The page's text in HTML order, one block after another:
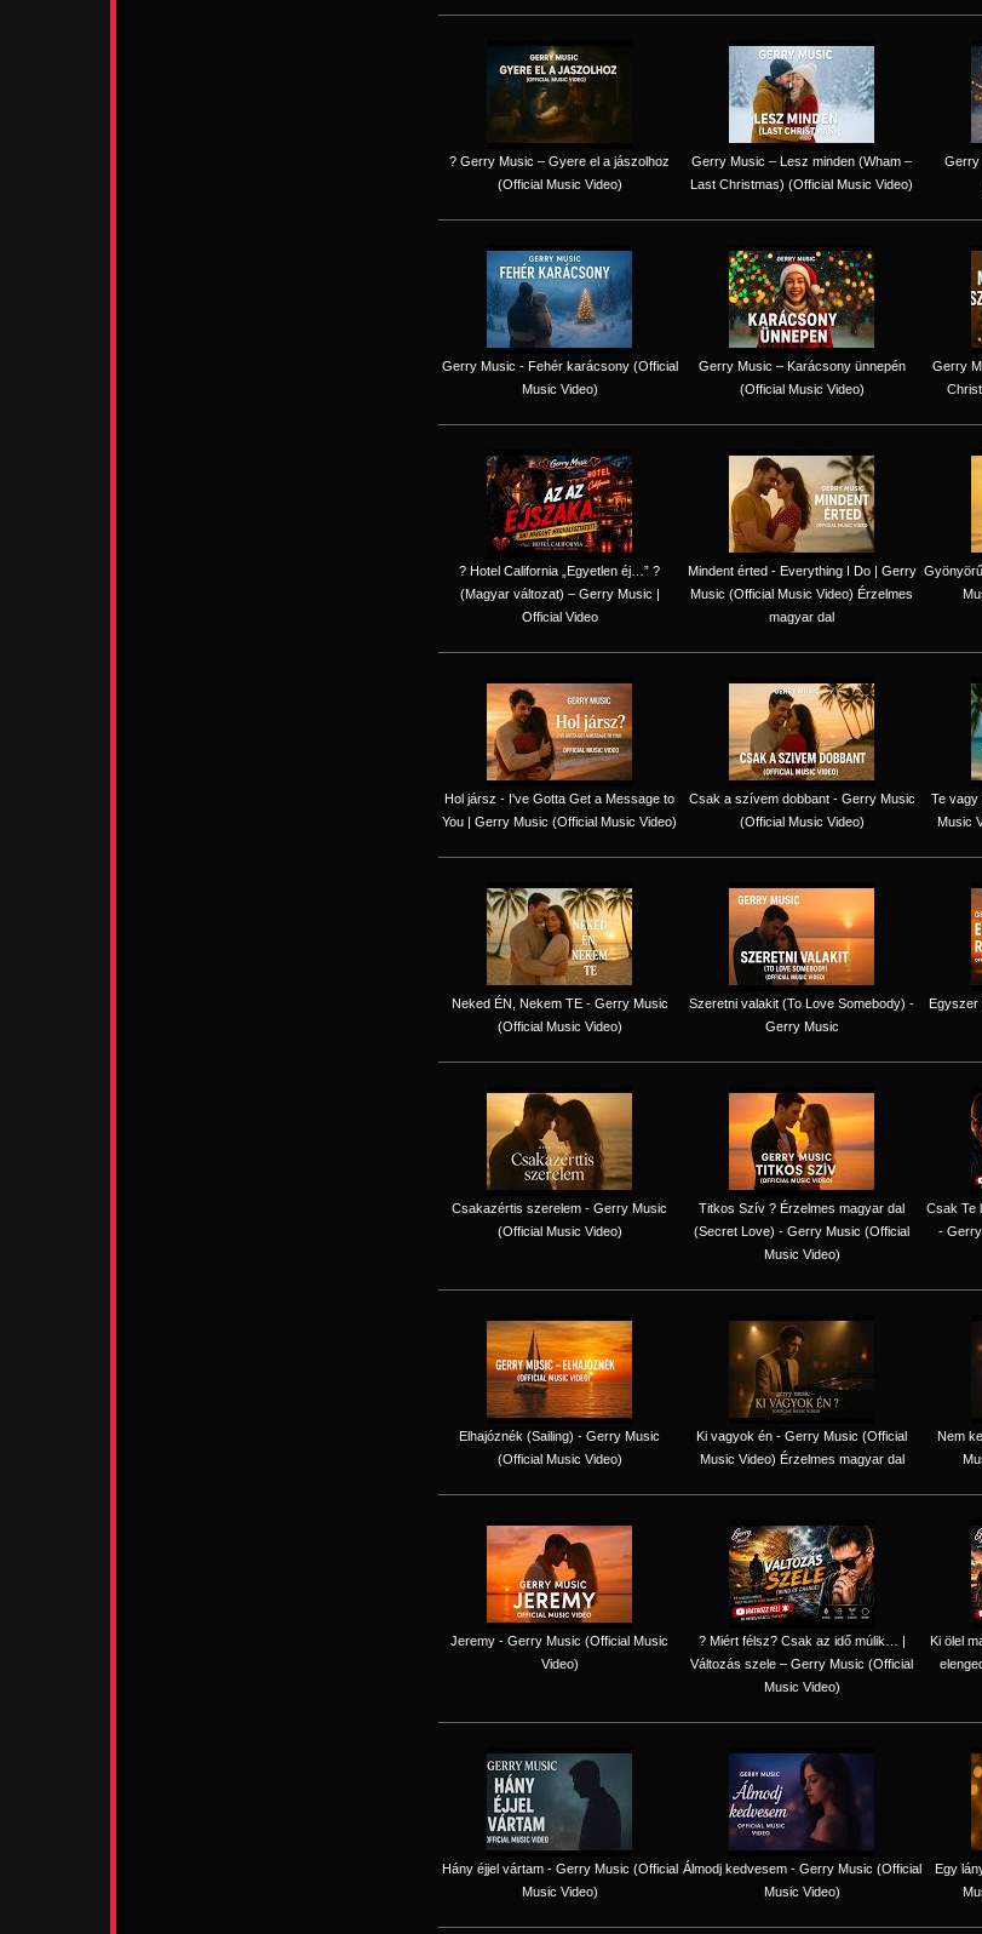
? Gerry Music – Gyere el a jászolhoz
(Official Music Video)
Gerry Music – Lesz minden (Wham –
Last Christmas) (Official Music Video)
Gerry
Gerry Music - Fehér karácsony (Official
Music Video)
Gerry Music – Karácsony ünnepén
(Official Music Video)
Gerry
? Hotel California „Egyetlen éj…” ?
(Magyar változat) – Gerry Music |
Official Video
Mindent érted - Everything I Do | Gerry
Music (Official Music Video) Érzelmes
magyar dal
Hol jársz - I've Gotta Get a Message to
You | Gerry Music (Official Music Video)
Csak a szívem dobbant - Gerry Music
(Official Music Video)
Te vagy
Music
Neked ÉN, Nekem TE - Gerry Music
(Official Music Video)
Szeretni valakit (To Love Somebody) -
Gerry Music
Egyszer
Csakazértis szerelem - Gerry Music
(Official Music Video)
Titkos Szív ? Érzelmes magyar dal
(Secret Love) - Gerry Music (Official
Music Video)
Csak Te
-
Elhajóznék (Sailing) - Gerry Music
(Official Music Video)
Ki vagyok én - Gerry Music (Official
Music Video) Érzelmes magyar dal
Nem
Jeremy - Gerry Music (Official Music
Video)
? Miért félsz? Csak az idő múlik… |
Változás szele – Gerry Music (Official
Music Video)
Ki ölel
Hány éjjel vártam - Gerry Music (Official
Music Video)
Álmodj kedvesem - Gerry Music (Official
Music Video)
Egy